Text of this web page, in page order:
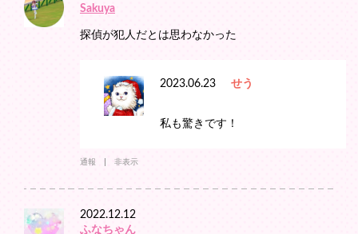
Sakuya
探偵が犯人だとは思わなかった
2023.06.23 せう
私も驚きです！
通報 非表示
2022.12.12
ふなちゃん